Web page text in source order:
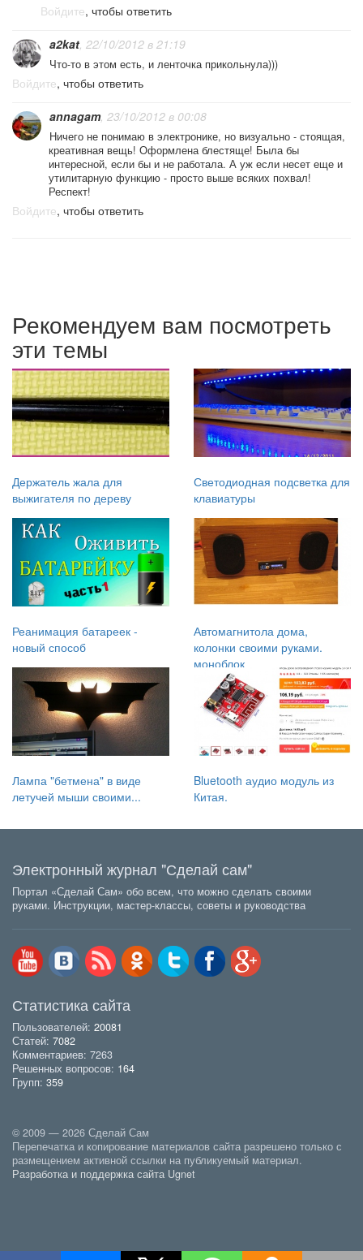
Войдите, чтобы ответить
a2kat , 22/10/2012 в 21:19
Что-то в этом есть, и ленточка прикольнула)))
Войдите, чтобы ответить
annagam, 23/10/2012 в 00:08
Ничего не понимаю в электронике, но визуально - стоящая,
креативная вещь! Оформлена блестяще! Была бы
интересной, если бы и не работала. А уж если несет еще и
утилитарную функцию - просто выше всяких похвал!
Респект!
Войдите, чтобы ответить
Рекомендуем вам посмотреть
эти темы
Держатель жала для
выжигателя по дереву
Светодиодная подсветка для
клавиатуры
Реанимация батареек -
новый способ
Автомагнитола дома,
колонки своими руками.
моноблок
Лампа "бетмена" в виде
летучей мыши своими...
Bluetooth аудио модуль из
Китая.
Электронный журнал "Сделай сам"
Портал «Сделай Сам» обо всем, что можно сделать своими
руками. Инструкции, мастер-классы, советы и руководства
Статистика сайта
Пользователей: 20081
Статей: 7082
Комментариев: 7263
Решенных вопросов: 164
Групп: 359
© 2009 — 2026 Сделай Сам
Перепечатка и копирование материалов сайта разрешено только с
размещением активной ссылки на публикуемый материал.
Разработка и поддержка сайта Ugnet